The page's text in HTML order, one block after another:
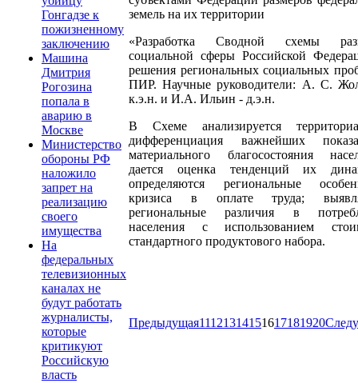
Гонгадзе к
пожизненному
заключению
Машина
Дмитрия
Рогозина
попала в
аварию в
Москве
Министерство
обороны РФ
наложило
запрет на
реализацию
своего
имущества
На
федеральных
телевизионных
каналах не
будут работать
журналисты,
которые
критикуют
Российскую
власть
земель на их территории
«Разработка Сводной схемы
социальной сферы Российской
решения региональных социальных
ПИР. Научные руководители: А. С.
к.э.н. и И.А. Ильин - д.э.н.
В Схеме анализируется
дифференциация важнейших
материального благосостояния
дается оценка тенденций их
определяются региональные
кризиса в оплате труда;
региональные различия в
населения с использованием
стандартного продуктового набора.
Предыдущая11121314151617181920